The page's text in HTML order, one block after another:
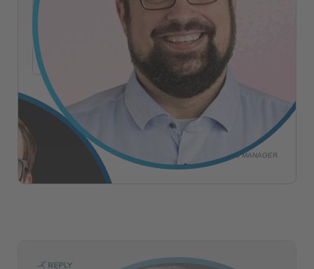
Kampagnen aufsetzen, segmentieren und tracken –
inklusive Live-Demo und Carglass Case Study.
Mehr Details
Eric Lause
SENIOR MARKETING DEVELOPMENT
René Schwedler
SENIOR CUSTOMER SUCCESS MANAGER